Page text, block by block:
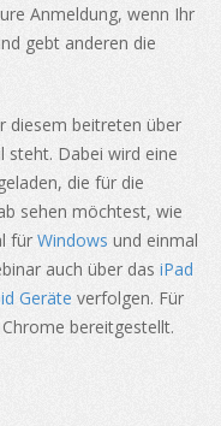
Anmeldung, wenn Ihr
gebt anderen die
diesem beitreten über
steht. Dabei wird eine
die für die
sehen möchtest, wie
für Windows und einmal
auch über das iPad
Geräte verfolgen. Für
bereitgestellt.